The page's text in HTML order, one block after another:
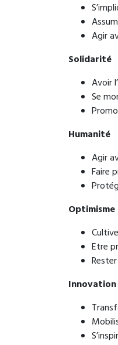
Agir
Solidarité
Avoir
Se
Humanité
Agir
Faire
Optimisme
Etre
Innovation